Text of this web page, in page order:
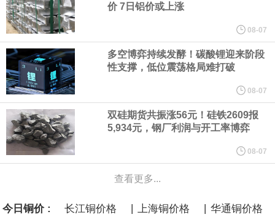
纽约期银突破64美元/盎司，日内涨3.91%。
据报道，威刚近日在法说会上表示，在需求增加、价格走高及货源
稳定的三大有利因素带动下，预期第3季度营运将优于第2季度，并
进一步扩大全年营运成果。
美国国会预算办公室（CBO）于当地时间5日发布报告称，美国海军
计划建造的15艘核动力“特朗普级”（Trump-class）战列舰，从研发
到采购的总费用可能高达2750亿美元，为美国有史以来最昂贵的水
价 7日铝价或上涨
08-07
多空博弈持续发酵！碳酸锂迎来阶段
性支撑，低位震荡格局难打破
08-07
双硅期货共振涨56元！硅铁2609报
5,934元，钢厂利润与开工率博弈
08-07
查看更多...
今日铜价 : 长江铜价格 | 上海铜价格 | 华通铜价格